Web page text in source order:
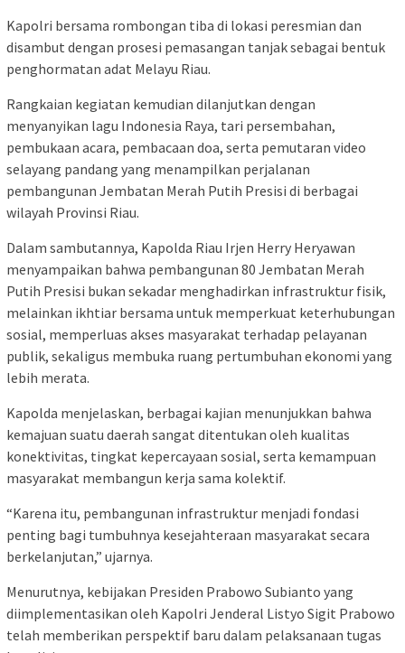
Kapolri bersama rombongan tiba di lokasi peresmian dan
disambut dengan prosesi pemasangan tanjak sebagai bentuk
penghormatan adat Melayu Riau.
Rangkaian kegiatan kemudian dilanjutkan dengan
menyanyikan lagu Indonesia Raya, tari persembahan,
pembukaan acara, pembacaan doa, serta pemutaran video
selayang pandang yang menampilkan perjalanan
pembangunan Jembatan Merah Putih Presisi di berbagai
wilayah Provinsi Riau.
Dalam sambutannya, Kapolda Riau Irjen Herry Heryawan
menyampaikan bahwa pembangunan 80 Jembatan Merah
Putih Presisi bukan sekadar menghadirkan infrastruktur fisik,
melainkan ikhtiar bersama untuk memperkuat keterhubungan
sosial, memperluas akses masyarakat terhadap pelayanan
publik, sekaligus membuka ruang pertumbuhan ekonomi yang
lebih merata.
Kapolda menjelaskan, berbagai kajian menunjukkan bahwa
kemajuan suatu daerah sangat ditentukan oleh kualitas
konektivitas, tingkat kepercayaan sosial, serta kemampuan
masyarakat membangun kerja sama kolektif.
“Karena itu, pembangunan infrastruktur menjadi fondasi
penting bagi tumbuhnya kesejahteraan masyarakat secara
berkelanjutan,” ujarnya.
Menurutnya, kebijakan Presiden Prabowo Subianto yang
diimplementasikan oleh Kapolri Jenderal Listyo Sigit Prabowo
telah memberikan perspektif baru dalam pelaksanaan tugas